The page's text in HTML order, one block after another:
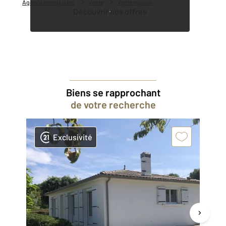
Agence immobilière
Découvrir nos offres
Biens se rapprochant
de votre recherche
Exclusivité